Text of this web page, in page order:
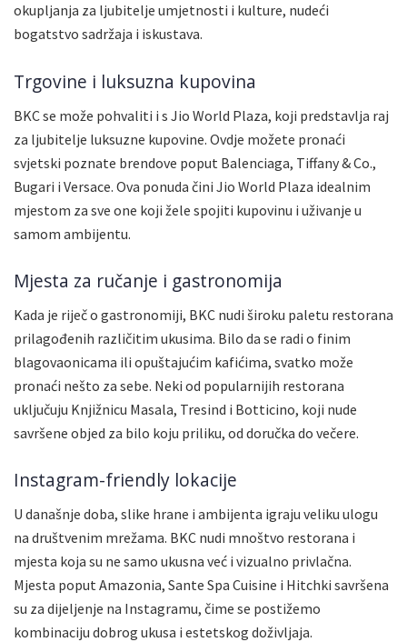
okupljanja za ljubitelje umjetnosti i kulture, nudeći
bogatstvo sadržaja i iskustava.
Trgovine i luksuzna kupovina
BKC se može pohvaliti i s Jio World Plaza, koji predstavlja raj
za ljubitelje luksuzne kupovine. Ovdje možete pronaći
svjetski poznate brendove poput Balenciaga, Tiffany & Co.,
Bugari i Versace. Ova ponuda čini Jio World Plaza idealnim
mjestom za sve one koji žele spojiti kupovinu i uživanje u
samom ambijentu.
Mjesta za ručanje i gastronomija
Kada je riječ o gastronomiji, BKC nudi široku paletu restorana
prilagođenih različitim ukusima. Bilo da se radi o finim
blagovaonicama ili opuštajućim kafićima, svatko može
pronaći nešto za sebe. Neki od popularnijih restorana
uključuju Knjižnicu Masala, Tresind i Botticino, koji nude
savršene objed za bilo koju priliku, od doručka do večere.
Instagram-friendly lokacije
U današnje doba, slike hrane i ambijenta igraju veliku ulogu
na društvenim mrežama. BKC nudi mnoštvo restorana i
mjesta koja su ne samo ukusna već i vizualno privlačna.
Mjesta poput Amazonia, Sante Spa Cuisine i Hitchki savršena
su za dijeljenje na Instagramu, čime se postižemo
kombinaciju dobrog ukusa i estetskog doživljaja.